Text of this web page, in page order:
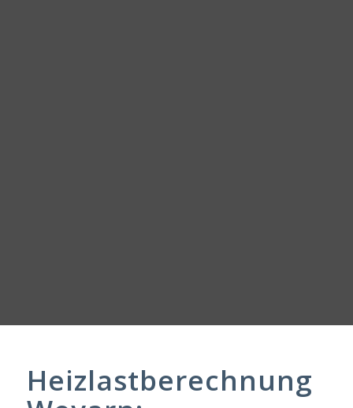
Heizlastberechnung